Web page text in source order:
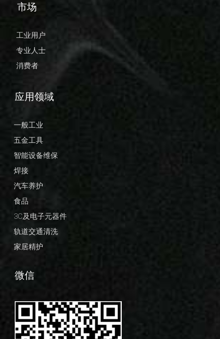
市场
工业用户
专业人士
消费者
应用领域
一般工业
五金工具
智能设备维保
焊接
汽车养护
食品
3C及电子元器件
轨道交通清洗
家居精护
微信